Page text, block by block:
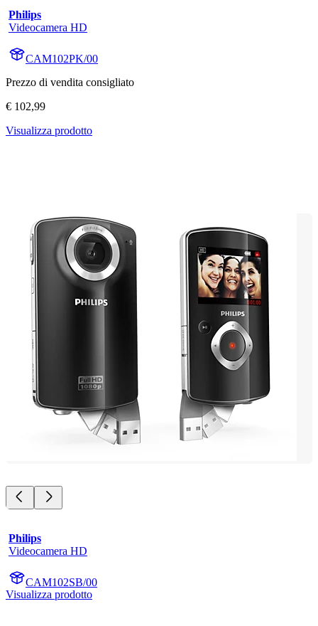
Philips
Videocamera HD
CAM102PK/00
Prezzo di vendita consigliato
€ 102,99
Visualizza prodotto
Philips
Videocamera HD
CAM102SB/00
Visualizza prodotto